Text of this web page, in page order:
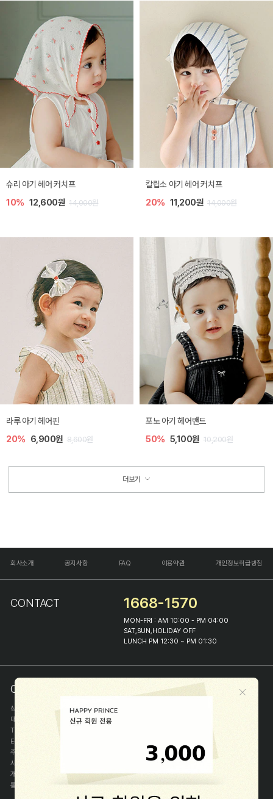
슈리 아기 헤어 커치프
10% 12,600원 14,000원
칼립소 아기 헤어 커치프
20% 11,200원 14,000원
라루 아기 헤어핀
20% 6,900원 8,600원
포노 아기 헤어밴드
50% 5,100원 10,200원
더보기
회사소개 공지사항 FAQ 이용약관 개인정보취급방침
CONTACT 1668-1570
MON-FRI : AM 10:00 - PM 04:00
SAT,SUN,HOLIDAY OFF
LUNCH PM 12:30 ~ PM 01:30
COMPANY INFO
상호
(주)해피프린스
대표
이화진
TEL
E-MAIL
주소
사업자등록번호
개인정보관리자
이화진
통신판매신고번호
제 2018-서울종로-1384 호[사업자정보확인]